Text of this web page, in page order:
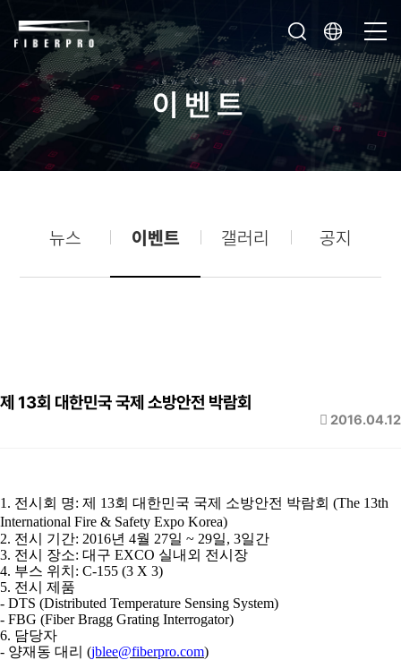
News & Event
이벤트
뉴스 이벤트 갤러리 공지
제 13회 대한민국 국제 소방안전 박람회
2016.04.12
1. 전시회 명: 제 13회 대한민국 국제 소방안전 박람회 (The 13th
International Fire & Safety Expo Korea)
2. 전시 기간: 2016년 4월 27일 ~ 29일, 3일간
3. 전시 장소: 대구 EXCO 실내외 전시장
4. 부스 위치: C-155 (3 X 3)
5. 전시 제품
- DTS (Distributed Temperature Sensing System)
- FBG (Fiber Bragg Grating Interrogator)
6. 담당자
- 양재동 대리 (jblee@fiberpro.com)